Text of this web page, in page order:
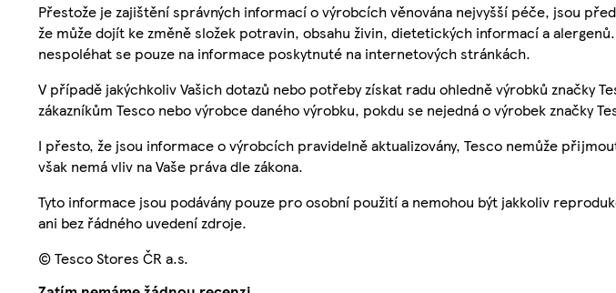
Přestože je zajištění správných informací o výrobcích věnována nejvyšší péče, jsou
že může dojít ke změně složek potravin, obsahu živin, dietetických informací a
nespoléhat se pouze na informace poskytnuté na internetových stránkách.
V případě jakýchkoliv Vašich dotazů nebo potřeby získat radu ohledně výrobků značky
zákazníkům Tesco nebo výrobce daného výrobku, pokdu se nejedná o výrobek značky
I přesto, že jsou informace o výrobcích pravidelně aktualizovány, Tesco nemůže
však nemá vliv na Vaše práva dle zákona.
Tyto informace jsou podávány pouze pro osobní použití a nemohou být jakkoliv
ani bez řádného uvedení zdroje.
© Tesco Stores ČR a.s.